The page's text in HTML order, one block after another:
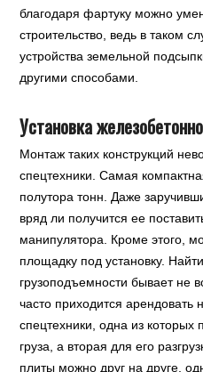
благодаря фартуку можно
строительство, ведь в таком
устройства земельной
другими способами.
Установка
Монтаж таких конструкций
спецтехники. Самая
полутора тонн. Даже
вряд ли получится ее
манипулятора. Кроме этого,
площадку под установку.
грузоподъемности бывает не
часто приходится арендовать
спецтехники, одна из которых
груза, а вторая для его
плиты можно друг на друге,